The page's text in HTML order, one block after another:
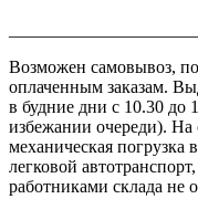
Возможен самовывоз,
оплаченным заказам.
в будние дни с 10.30 до
избежании очереди). На
механическая погрузка
легковой
работниками склада не